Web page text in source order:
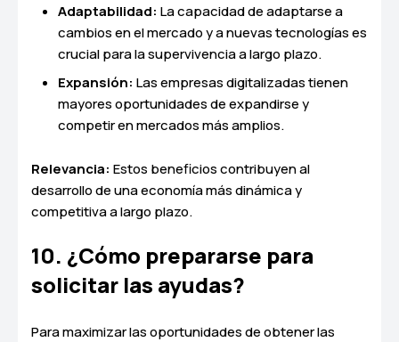
Adaptabilidad: La capacidad de adaptarse a
cambios en el mercado y a nuevas tecnologías es
crucial para la supervivencia a largo plazo.
Expansión: Las empresas digitalizadas tienen
mayores oportunidades de expandirse y
competir en mercados más amplios.
Relevancia: Estos beneficios contribuyen al
desarrollo de una economía más dinámica y
competitiva a largo plazo.
10. ¿Cómo prepararse para
solicitar las ayudas?
Para maximizar las oportunidades de obtener las